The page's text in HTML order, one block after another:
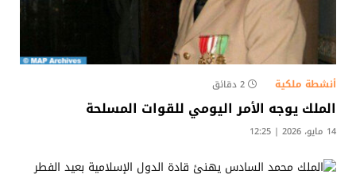
أنشطة ملكية 2 دقائق
الملك يوجه الأمر اليومي للقوات المسلحة
14 مايو، 2026 | 12:25